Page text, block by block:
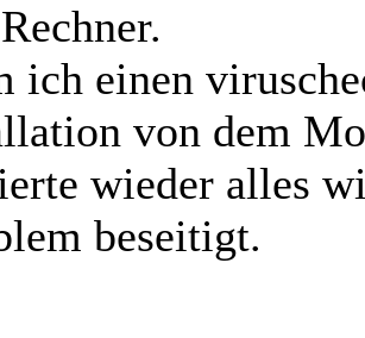
ich einen
von dem
wieder alles
beseitigt.